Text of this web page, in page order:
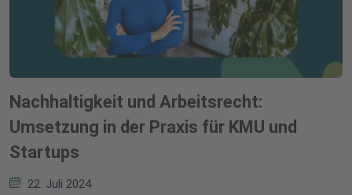
Nachhaltigkeit und Arbeitsrecht:
Umsetzung in der Praxis für KMU und
Startups
22. Juli 2024